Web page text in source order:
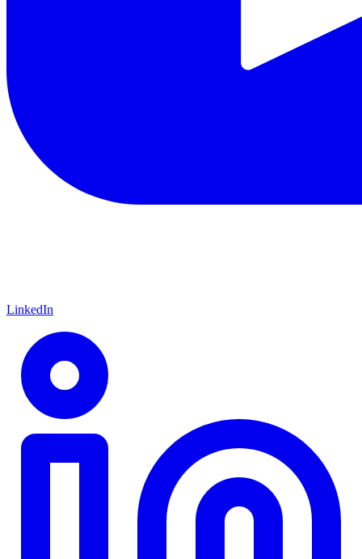
LinkedIn